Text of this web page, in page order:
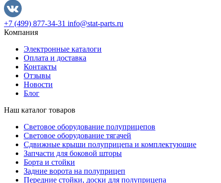
+7 (499) 877-34-31 info@stat-parts.ru
Компания
Электронные каталоги
Оплата и доставка
Контакты
Отзывы
Новости
Блог
Наш каталог товаров
Световое оборудование полуприцепов
Световое оборудование тягачей
Сдвижные крыши полуприцепа и комплектующие
Запчасти для боковой шторы
Борта и стойки
Задние ворота на полуприцеп
Передние стойки, доски для полуприцепа